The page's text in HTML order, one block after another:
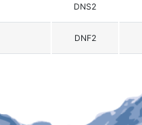
DNS2
DNF2